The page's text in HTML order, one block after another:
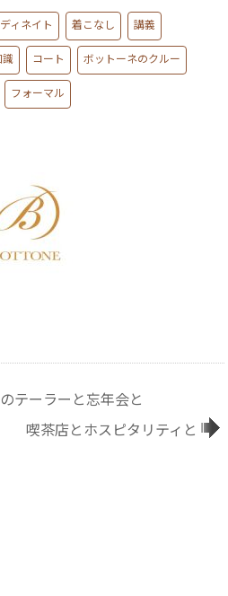
ィネイト 着こなし 講義
識 コート ボットーネのクルー
フォーマル
テーラーと忘年会と
喫茶店とホスピタリティと